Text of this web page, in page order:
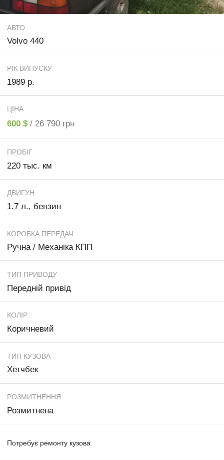
АВТО
Volvo 440
РІК ВИПУСКУ
1989 р.
ЦІНА
600 $ / 26 790 грн
ПРОБІГ
220 тыс. км
ДВИГУН
1.7 л., бензин
КОРОБКА ПЕРЕДАЧ
Ручна / Механіка КПП
ТИП ПРИВОДУ
Передній привід
КОЛІР
Коричневий
ТИП КУЗОВА
Хетчбек
РОЗМИТНЕННЯ
Розмитнена
Потребує ремонту кузова